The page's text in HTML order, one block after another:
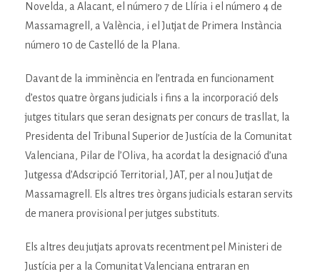
Novelda, a Alacant, el número 7 de Llíria i el número 4 de
Massamagrell, a València, i el Jutjat de Primera Instància
número 10 de Castelló de la Plana.
Davant de la imminència en l’entrada en funcionament
d’estos quatre òrgans judicials i fins a la incorporació dels
jutges titulars que seran designats per concurs de trasllat, la
Presidenta del Tribunal Superior de Justícia de la Comunitat
Valenciana, Pilar de l’Oliva, ha acordat la designació d’una
Jutgessa d’Adscripció Territorial, JAT, per al nou Jutjat de
Massamagrell. Els altres tres òrgans judicials estaran servits
de manera provisional per jutges substituts.
Els altres deu jutjats aprovats recentment pel Ministeri de
Justícia per a la Comunitat Valenciana entraran en